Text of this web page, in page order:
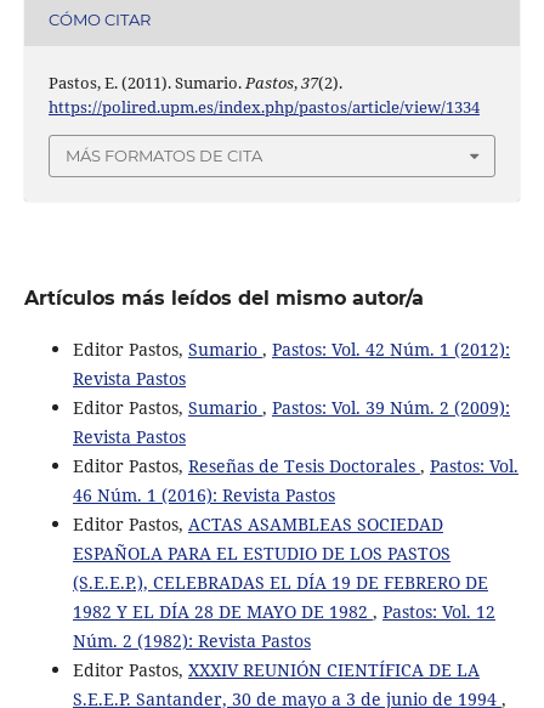
CÓMO CITAR
Pastos, E. (2011). Sumario.Pastos,37(2).
https://polired.upm.es/index.php/pastos/article/view/1334
MÁS FORMATOS DE CITA
Artículos más leídos del mismo autor/a
Editor Pastos, Sumario , Pastos: Vol. 42 Núm. 1 (2012):
Revista Pastos
Editor Pastos, Sumario , Pastos: Vol. 39 Núm. 2 (2009):
Revista Pastos
Editor Pastos, Reseñas de Tesis Doctorales , Pastos: Vol.
46 Núm. 1 (2016): Revista Pastos
Editor Pastos, ACTAS ASAMBLEAS SOCIEDAD
ESPAÑOLA PARA EL ESTUDIO DE LOS PASTOS
(S.E.E.P.), CELEBRADAS EL DÍA 19 DE FEBRERO DE
1982 Y EL DÍA 28 DE MAYO DE 1982 , Pastos: Vol. 12
Núm. 2 (1982): Revista Pastos
Editor Pastos, XXXIV REUNIÓN CIENTÍFICA DE LA
S.E.E.P. Santander, 30 de mayo a 3 de junio de 1994 ,